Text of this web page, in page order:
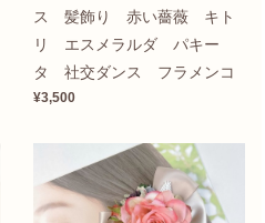
ス 髪飾り 赤い薔薇 キト
リ エスメラルダ パキー
タ 社交ダンス フラメンコ
¥3,500